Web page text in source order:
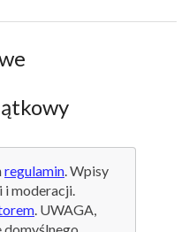
regulamin. Wpisy
i moderacji.
. UWAGA,